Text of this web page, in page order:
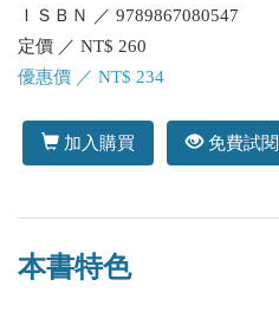
ＩＳＢＮ ／ 9789867080547
定價 ／ NT$ 260
優惠價 ／ NT$ 234
加入購買 免費試閱
本書特色